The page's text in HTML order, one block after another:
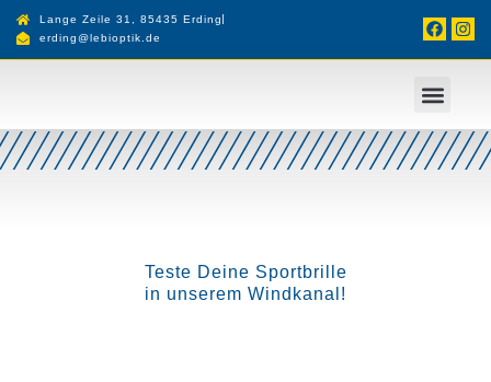
Lange Zeile 31, 85435 Erding
erding@lebioptik.de
Teste Deine Sportbrille
in unserem Windkanal!